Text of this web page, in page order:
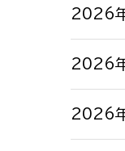
2026
2026
2026